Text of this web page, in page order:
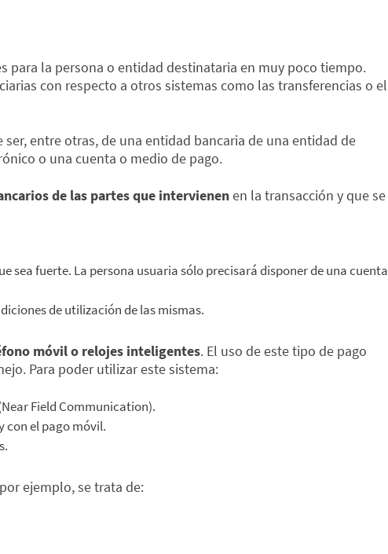
para la persona o entidad destinataria en muy poco tiempo.
con respecto a otros sistemas como las transferencias o el
entre otras, de una entidad bancaria de una entidad de
o una cuenta o medio de pago.
de las partes que intervienenen la transacción y que se
sea fuerte. La persona usuaria sólo precisará disponer de una cuenta
de utilización de las mismas.
móvil o relojes inteligentes. El uso de este tipo de pago
Para poder utilizar este sistema:
Field Communication).
con el pago móvil.
ejemplo, se trata de: